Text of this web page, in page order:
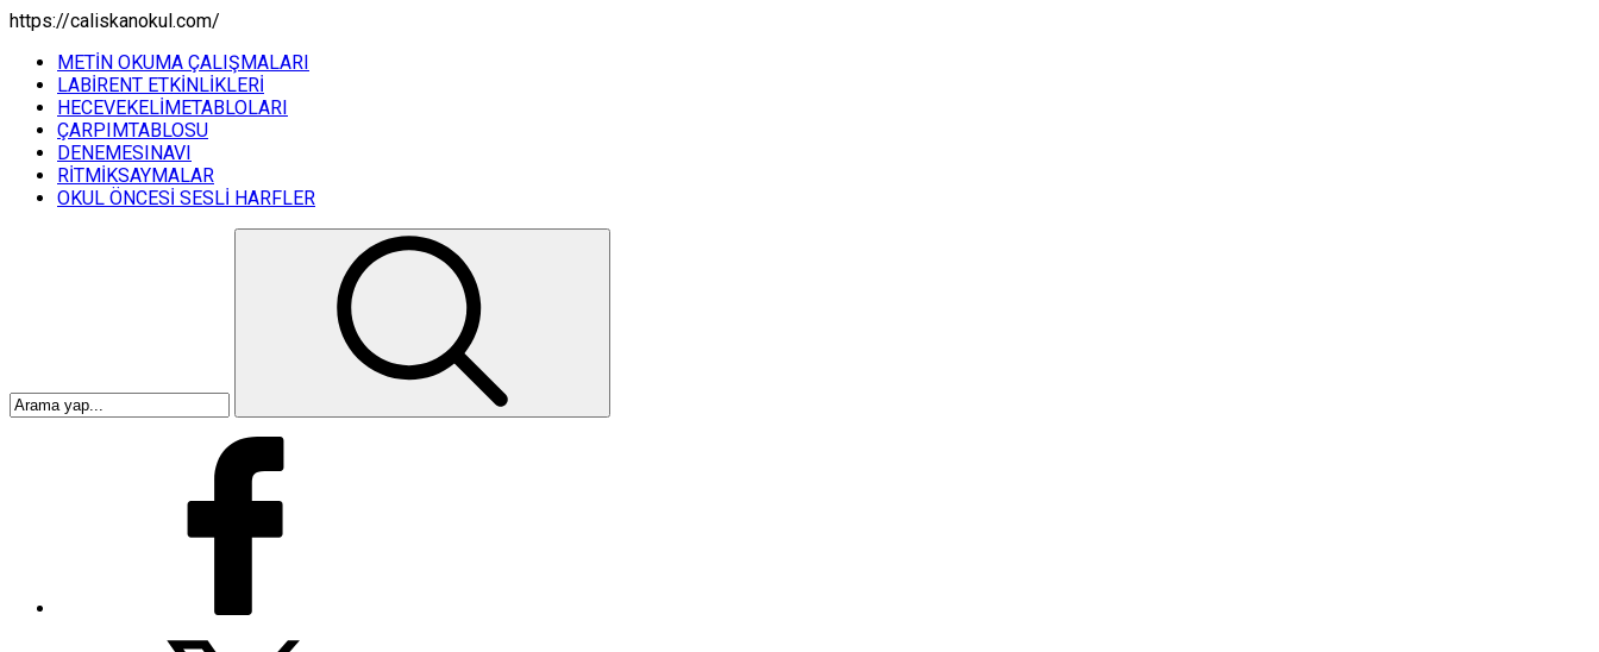
https://caliskanokul.com/
METİN OKUMA ÇALIŞMALARI
LABİRENT ETKİNLİKLERİ
HECEVEKELİMETABLOLARI
ÇARPIMTABLOSU
DENEMESINAVI
RİTMİKSAYMALAR
OKUL ÖNCESİ SESLİ HARFLER